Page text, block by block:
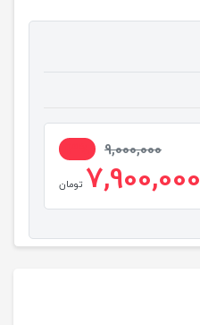
9,000,000
7,900,000 تومان